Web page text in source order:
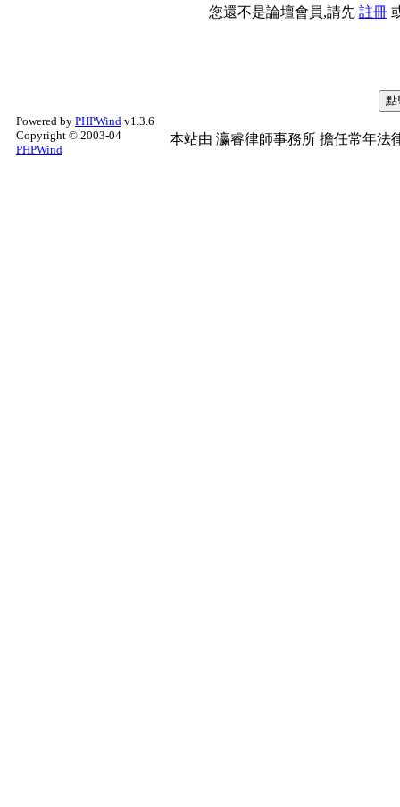
您還不是論壇會員,請先 註冊
Powered by PHPWind v1.3.6
Copyright © 2003-04
PHPWind
本站由 瀛睿律師事務所 擔任常年法